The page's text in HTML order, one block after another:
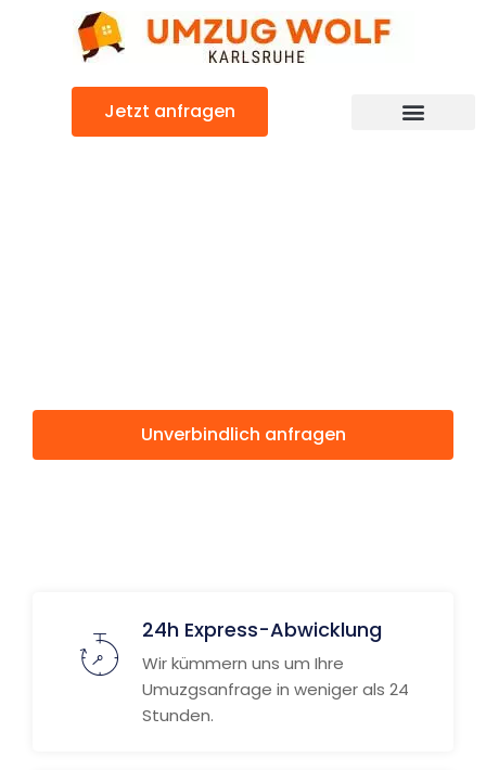
Jetzt anfragen
Unverbindlich anfragen
24h Express-Abwicklung
Wir kümmern uns um Ihre
Umuzgsanfrage in weniger als 24
Stunden.